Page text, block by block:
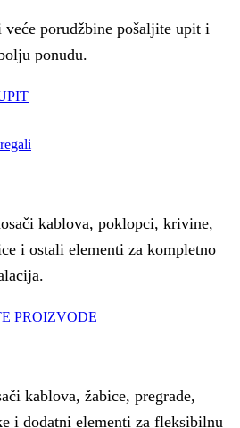
veće porudžbine pošaljite upit i
ponudu.
kablova, poklopci, krivine,
i ostali elementi za kompletno
PROIZVODE
kablova, žabice, pregrade,
i dodatni elementi za fleksibilnu